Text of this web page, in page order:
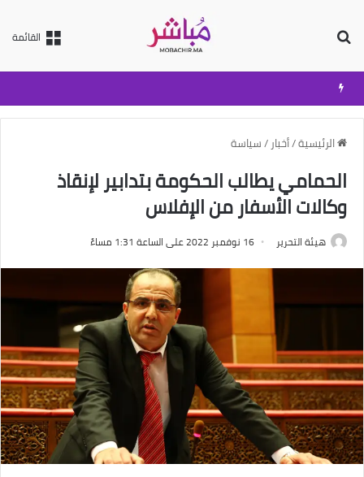
القائمة
الرئيسية/أخبار /سياسة
الحمامي يطالب الحكومة بتدابير لإنقاذ
وكالات الأسفار من الإفلاس
هيئة التحرير 16 نوفمبر 2022 على الساعة 1:31 مساءً